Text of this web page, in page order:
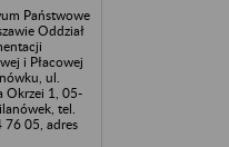
Państwowe
Oddział
i Płacowej
ul.
Okrzei 1, 05-
tel.
76 05, adres